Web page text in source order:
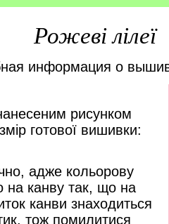
Рожеві лілеї
информация о
рисунком
готової вишивки:
адже кольорову
на канву так, що на
канви знаходиться
тож помилитися